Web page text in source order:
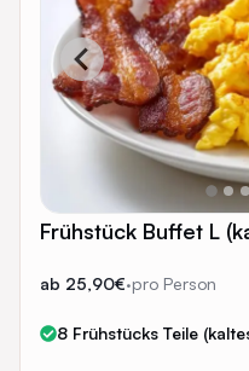
Frühstück Buffet L
ab 25,90€·pro Person
8 Frühstücks Teile